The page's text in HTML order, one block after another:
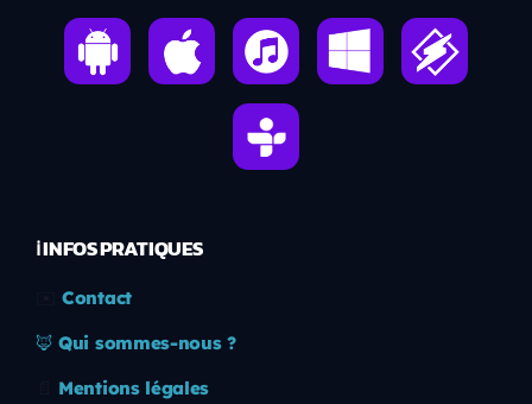
ℹ️ INFOS PRATIQUES
Contact
🦊 Qui sommes-nous ?
Mentions légales